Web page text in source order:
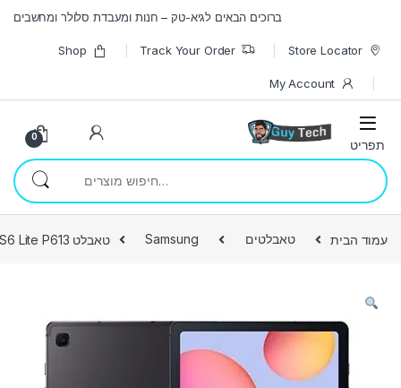
ברוכים הבאים לגיא-טק – חנות ומעבדת סלולר ומחשבים
Store Locator
Track Your Order
Shop
My Account
0
חיפוש עבור:
עמוד הבית טאבלטים Samsung טאבלט Galaxy Tab S6 Lite P613